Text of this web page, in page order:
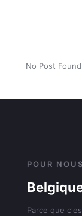
No Post Found
POUR
Parce que